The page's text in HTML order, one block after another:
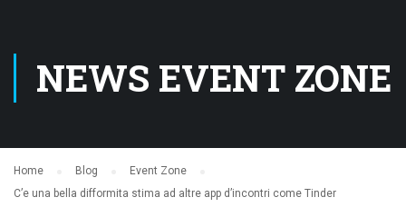
NEWS EVENT ZONE
Home Blog
Event Zone
C’e una bella difformita stima ad altre app d’incontri come Tinder